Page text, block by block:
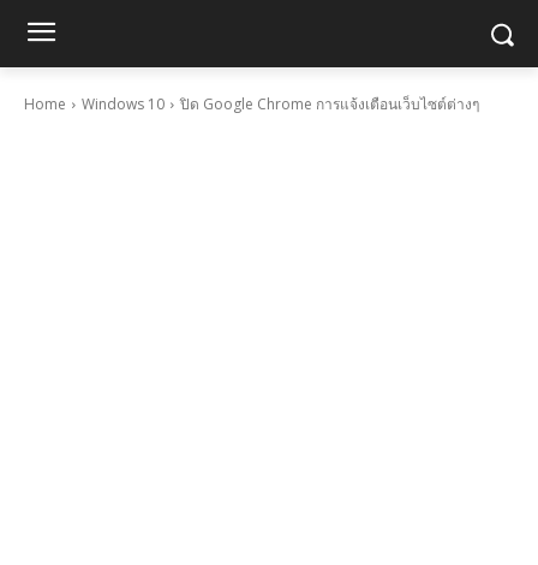
Home Windows 10 ปิด Google Chrome การแจ้งเตือนเว็บไซต์ต่างๆ